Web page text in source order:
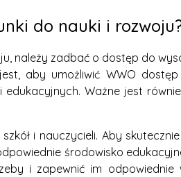
do nauki i
należy zadbać o dostęp do
aby umożliwić WWO
Ważne jest
i nauczycieli. Aby
środowisko
i zapewnić im odpowiednie